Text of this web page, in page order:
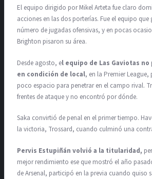
El equipo dirigido por Mikel Arteta fue claro
acciones en las dos porterías. Fue el equipo
número de jugadas ofensivas, y en pocas
Brighton pisaron su área.
Desde agosto, el equipo de Las Gaviotas no
en condición de local, en la Premier League,
poco espacio para penetrar en el campo rival.
frentes de ataque y no encontró por dónde.
Saka convirtió de penal en el primer tiempo.
la victoria, Trossard, cuando culminó una
Pervis Estupiñán volvió a la titularidad,
mejor rendimiento ese que mostró el año
de Arsenal, participó en la previa cuando quiso